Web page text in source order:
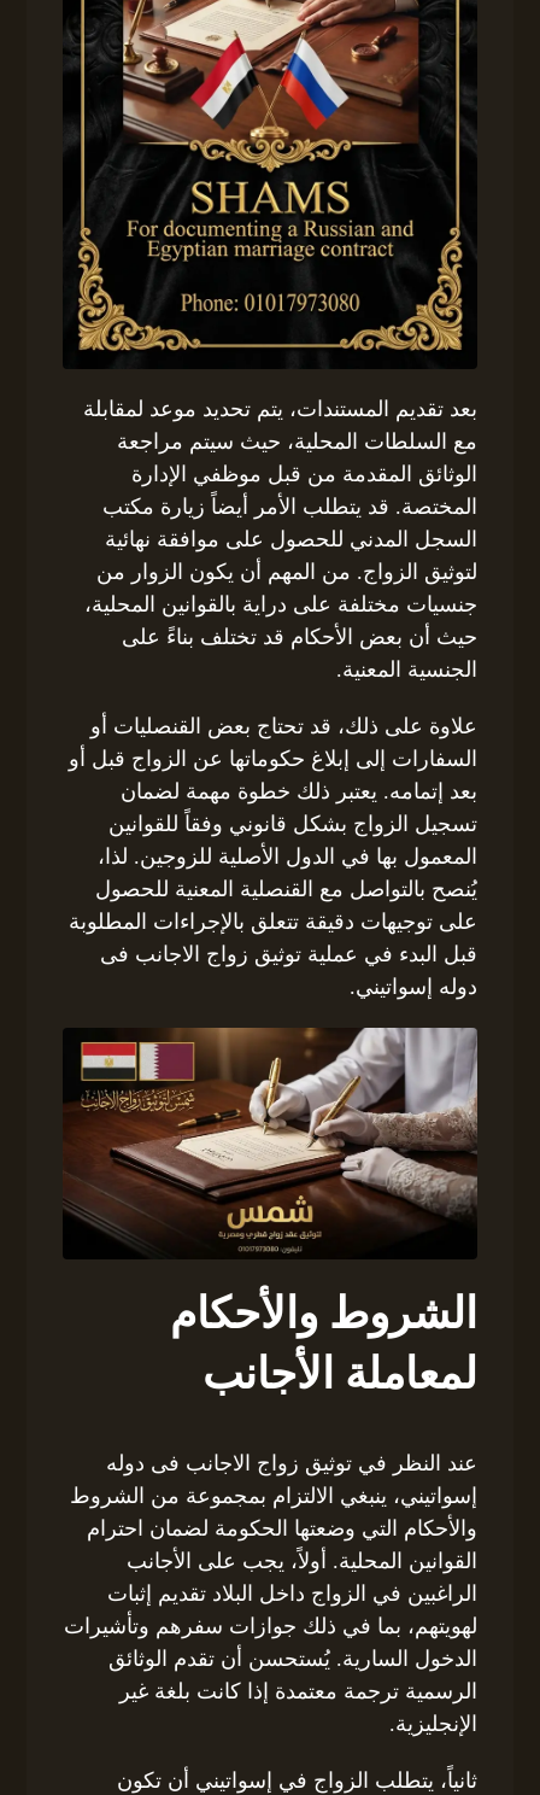
بعد تقديم المستندات، يتم تحديد موعد لمقابلة
مع السلطات المحلية، حيث سيتم مراجعة
الوثائق المقدمة من قبل موظفي الإدارة
المختصة. قد يتطلب الأمر أيضاً زيارة مكتب
السجل المدني للحصول على موافقة نهائية
لتوثيق الزواج. من المهم أن يكون الزوار من
جنسيات مختلفة على دراية بالقوانين المحلية،
حيث أن بعض الأحكام قد تختلف بناءً على
الجنسية المعنية.
علاوة على ذلك، قد تحتاج بعض القنصليات أو
السفارات إلى إبلاغ حكوماتها عن الزواج قبل أو
بعد إتمامه. يعتبر ذلك خطوة مهمة لضمان
تسجيل الزواج بشكل قانوني وفقاً للقوانين
المعمول بها في الدول الأصلية للزوجين. لذا،
يُنصح بالتواصل مع القنصلية المعنية للحصول
على توجيهات دقيقة تتعلق بالإجراءات المطلوبة
قبل البدء في عملية توثيق زواج الاجانب فى
دوله إسواتيني.
الشروط والأحكام
لمعاملة الأجانب
عند النظر في توثيق زواج الاجانب فى دوله
إسواتيني، ينبغي الالتزام بمجموعة من الشروط
والأحكام التي وضعتها الحكومة لضمان احترام
القوانين المحلية. أولاً، يجب على الأجانب
الراغبين في الزواج داخل البلاد تقديم إثبات
لهويتهم، بما في ذلك جوازات سفرهم وتأشيرات
الدخول السارية. يُستحسن أن تقدم الوثائق
الرسمية ترجمة معتمدة إذا كانت بلغة غير
الإنجليزية.
ثانياً، يتطلب الزواج في إسواتيني أن تكون